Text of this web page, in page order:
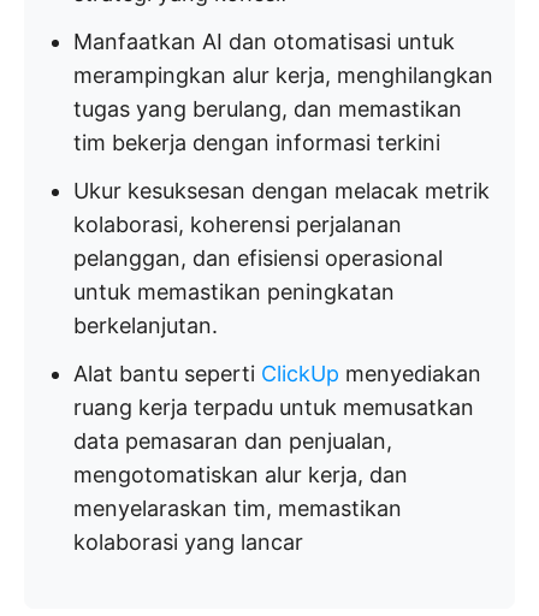
Manfaatkan AI dan otomatisasi untuk
merampingkan alur kerja, menghilangkan
tugas yang berulang, dan memastikan
tim bekerja dengan informasi terkini
Ukur kesuksesan dengan melacak metrik
kolaborasi, koherensi perjalanan
pelanggan, dan efisiensi operasional
untuk memastikan peningkatan
berkelanjutan.
Alat bantu seperti ClickUp menyediakan
ruang kerja terpadu untuk memusatkan
data pemasaran dan penjualan,
mengotomatiskan alur kerja, dan
menyelaraskan tim, memastikan
kolaborasi yang lancar